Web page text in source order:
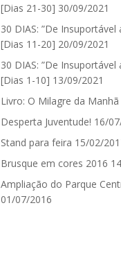
[Dias 21-30] 30/09/2021
30 DIAS: ”De Insuportável
[Dias 11-20] 20/09/2021
30 DIAS: ”De Insuportável
[Dias 1-10] 13/09/2021
Livro: O Milagre da Manhã
Desperta Juventude! 16/
Stand para feira 15/02/
Brusque em cores 2016
Ampliação do Parque
01/07/2016